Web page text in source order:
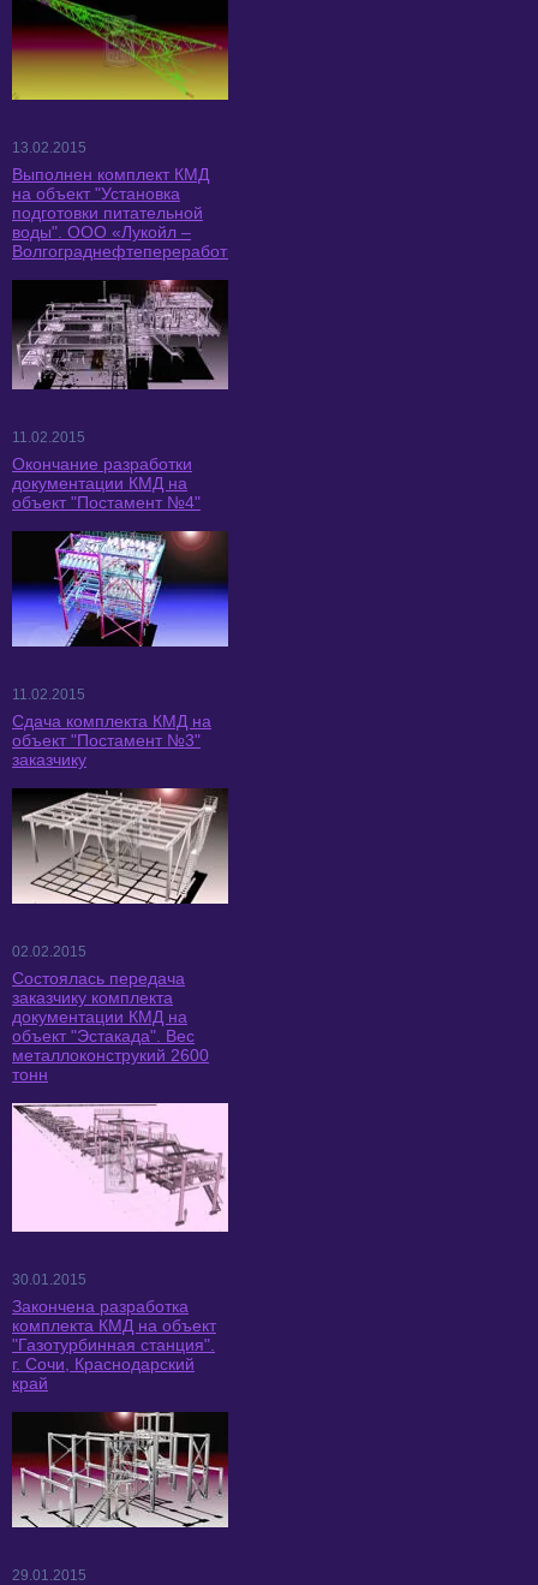
13.02.2015
Выполнен комплект КМД
на объект "Установка
подготовки питательной
воды". ООО «Лукойл –
Волгограднефтепереработка».
11.02.2015
Окончание разработки
документации КМД на
объект "Постамент №4"
11.02.2015
Сдача комплекта КМД на
объект "Постамент №3"
заказчику
02.02.2015
Состоялась передача
заказчику комплекта
документации КМД на
объект "Эстакада". Вес
металлоконструкий 2600
тонн
30.01.2015
Закончена разработка
комплекта КМД на объект
"Газотурбинная станция".
г. Сочи, Краснодарский
край
29.01.2015